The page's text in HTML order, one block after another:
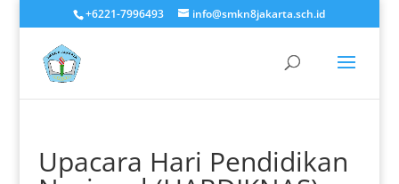
+6221-7996493 info@smkn8jakarta.sch.id
Upacara Hari Pendidikan